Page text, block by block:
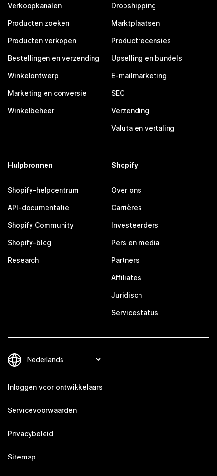
Verkoopkanalen
Producten zoeken
Producten verkopen
Bestellingen en verzending
Winkelontwerp
Marketing en conversie
Winkelbeheer
Dropshipping
Marktplaatsen
Productrecensies
Upselling en bundels
E-mailmarketing
SEO
Verzending
Valuta en vertaling
Hulpbronnen
Shopify-helpcentrum
API-documentatie
Shopify Community
Shopify-blog
Research
Shopify
Over ons
Carrières
Investeerders
Pers en media
Partners
Affiliates
Juridisch
Servicestatus
Inloggen voor ontwikkelaars
Servicevoorwaarden
Privacybeleid
Sitemap